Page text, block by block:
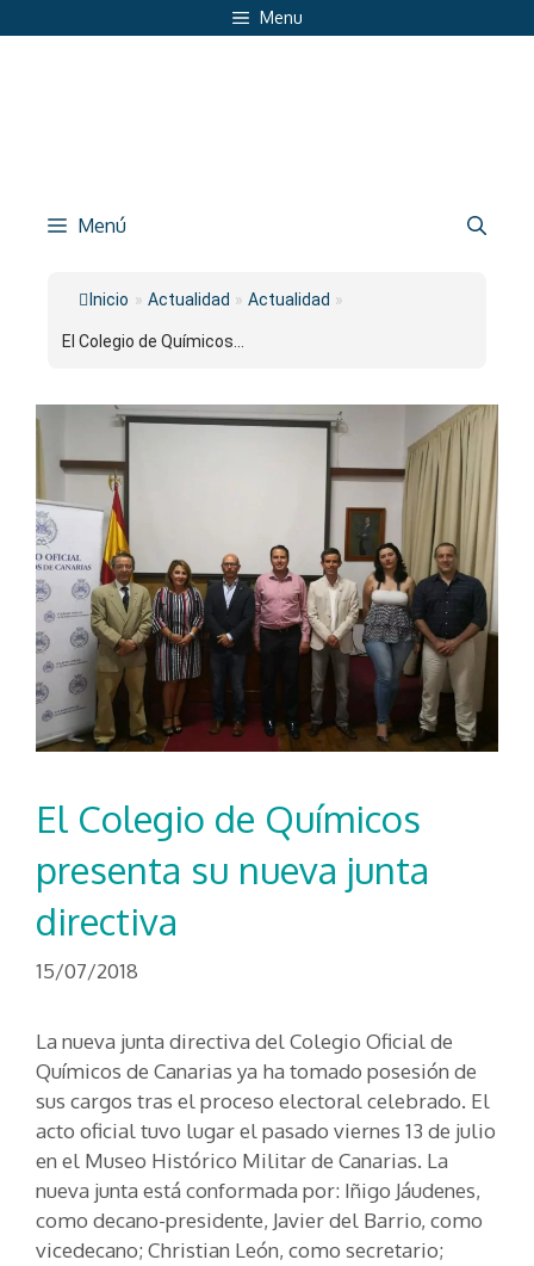
al
Menu
Menú
Inicio » Actualidad » Actualidad »
El Colegio de Químicos...
El Colegio de Químicos
presenta su nueva junta
directiva
15/07/2018
La nueva junta directiva del Colegio Oficial de
Químicos de Canarias ya ha tomado posesión de
sus cargos tras el proceso electoral celebrado. El
acto oficial tuvo lugar el pasado viernes 13 de julio
en el Museo Histórico Militar de Canarias. La
nueva junta está conformada por: Iñigo Jáudenes,
como decano-presidente, Javier del Barrio, como
vicedecano; Christian León, como secretario;